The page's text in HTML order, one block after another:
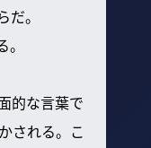
。
的な言葉で
される。こ